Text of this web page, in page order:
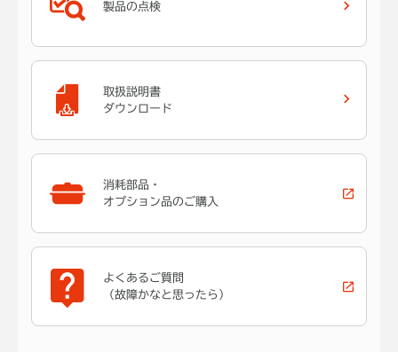
製品の点検
取扱説明書
ダウンロード
消耗部品・
オプション品のご購入
よくあるご質問
（故障かなと思ったら）